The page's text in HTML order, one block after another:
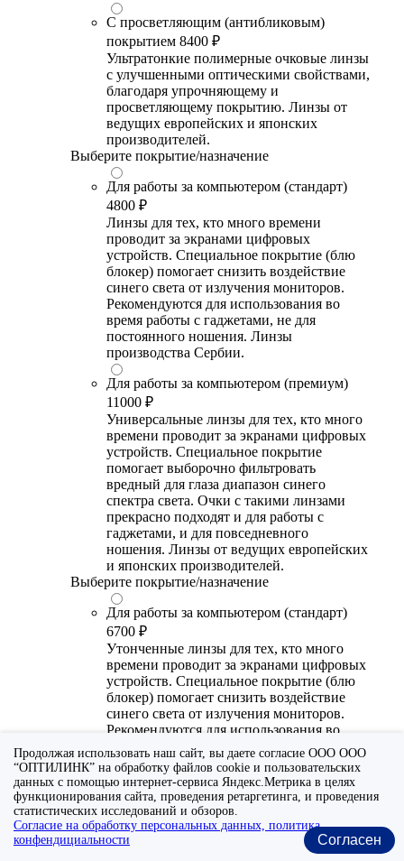
С просветляющим (антибликовым)
покрытием 8400 ₽
Ультратонкие полимерные очковые линзы
с улучшенными оптическими свойствами,
благодаря упрочняющему и
просветляющему покрытию. Линзы от
ведущих европейских и японских
производителей.
Выберите покрытие/назначение
Для работы за компьютером (стандарт)
4800 ₽
Линзы для тех, кто много времени
проводит за экранами цифровых
устройств. Специальное покрытие (блю
блокер) помогает снизить воздействие
синего света от излучения мониторов.
Рекомендуются для использования во
время работы с гаджетами, не для
постоянного ношения. Линзы
производства Сербии.
Для работы за компьютером (премиум)
11000 ₽
Универсальные линзы для тех, кто много
времени проводит за экранами цифровых
устройств. Специальное покрытие
помогает выборочно фильтровать
вредный для глаза диапазон синего
спектра света. Очки с такими линзами
прекрасно подходят и для работы с
гаджетами, и для повседневного
ношения. Линзы от ведущих европейских
и японских производителей.
Выберите покрытие/назначение
Для работы за компьютером (стандарт)
6700 ₽
Утонченные линзы для тех, кто много
времени проводит за экранами цифровых
устройств. Специальное покрытие (блю
блокер) помогает снизить воздействие
синего света от излучения мониторов.
Рекомендуются для использования во
время работы с гаджетами, не для
постоянного ношения. Линзы
производства Сербии или Ю.-В. Азии.
Для работы за компьютером (премиум)
20300 ₽
Универсальные утонченные линзы для
Продолжая использовать наш сайт, вы даете согласие ООО ООО
“ОПТИЛИНК” на обработку файлов cookie и пользовательских
данных с помощью интернет-сервиса Яндекс.Метрика в целях
функционирования сайта, проведения ретаргетинга, и проведения
статистических исследований и обзоров.
Согласие на обработку персональных данных, политика
конфендициальности
Согласен